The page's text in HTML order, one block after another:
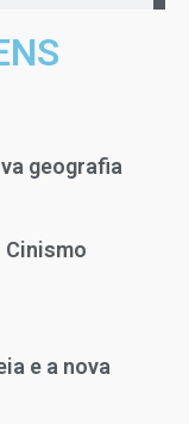
geografia
Cinismo
e a nova